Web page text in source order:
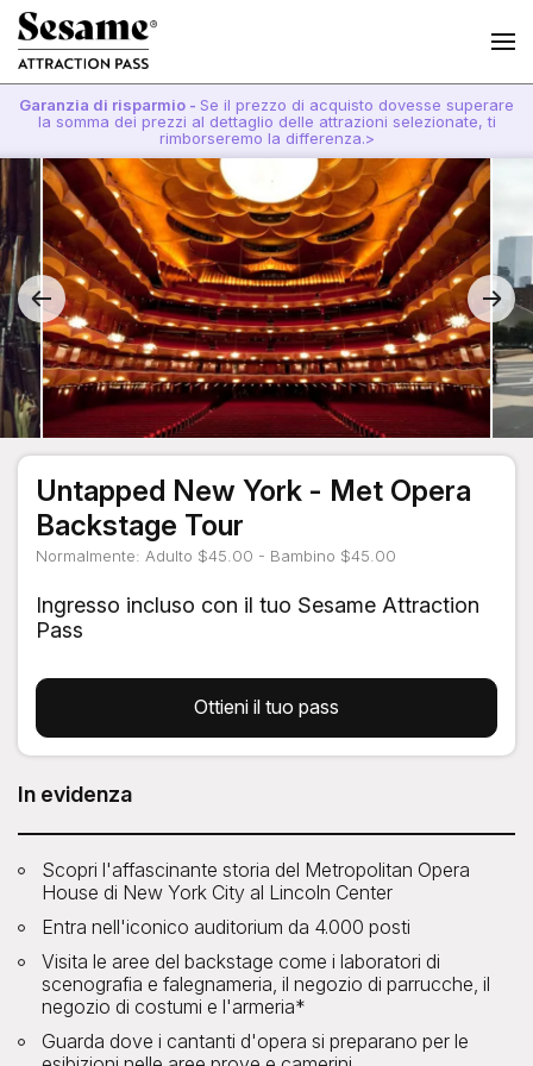
Garanzia di risparmio - Se il prezzo di acquisto dovesse superare
la somma dei prezzi al dettaglio delle attrazioni selezionate, ti
rimborseremo la differenza.>
Untapped New York - Met Opera
Backstage Tour
Normalmente: Adulto $45.00 - Bambino $45.00
Ingresso incluso con il tuo Sesame Attraction
Pass
Ottieni il tuo pass
In evidenza
Scopri l'affascinante storia del Metropolitan Opera
House di New York City al Lincoln Center
Entra nell'iconico auditorium da 4.000 posti
Visita le aree del backstage come i laboratori di
scenografia e falegnameria, il negozio di parrucche, il
negozio di costumi e l'armeria*
Guarda dove i cantanti d'opera si preparano per le